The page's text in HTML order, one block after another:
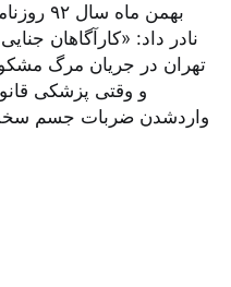
بهمن
نادر داد: «کارآگاهان
و وقتی پزشکی‌
واردشدن ضربات جسم